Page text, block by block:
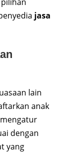
jasa
lain
anak
dengan
yang